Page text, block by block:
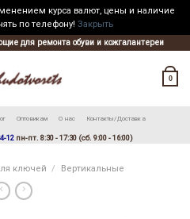
курса валют, цены и наличие
по телефону! Закрыть
Skip
to
для ремонта обуви и кожгалантереи
0
Оптовикам О нас Контакты/Доставка
12 пн-пт. 8:30 - 17:30 (сб. 9:00 - 16:00)
ключей / Вертикальные